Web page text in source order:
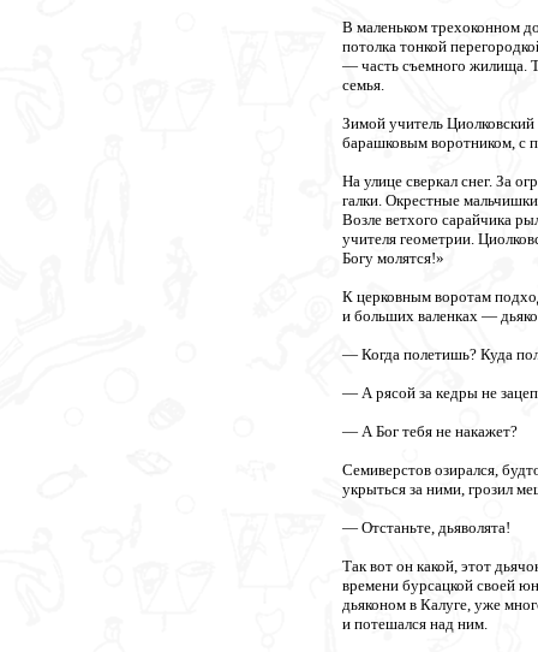
В маленьком трехоконном
потолка тонкой
— часть съемного жилища.
семья.
Зимой учитель
барашковым воротником, с
На улице сверкал снег. За
галки. Окрестные
Возле ветхого сарайчика
учителя геометрии.
Богу молятся!»
К церковным воротам
и больших валенках —
— Когда полетишь? Куда
— А рясой за кедры не
— А Бог тебя не накажет?
Семиверстов озирался,
укрыться за ними, грозил
— Отстаньте, дьяволята!
Так вот он какой, этот
времени бурсацкой своей
дьяконом в Калуге, уже
и потешался над ним.